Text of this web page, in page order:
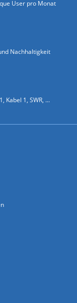
User pro Monat
Nachhaltigkeit
Kabel 1, SWR, ...